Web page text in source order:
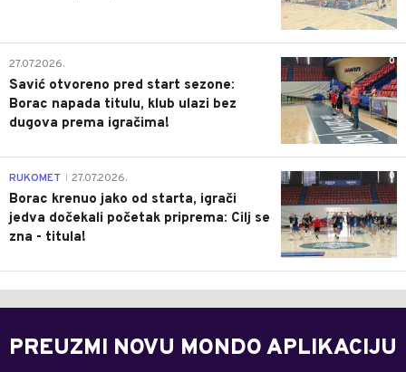
0
27.07.2026.
Savić otvoreno pred start sezone:
Borac napada titulu, klub ulazi bez
dugova prema igračima!
0
RUKOMET 27.07.2026.
Borac krenuo jako od starta, igrači
jedva dočekali početak priprema: Cilj se
zna - titula!
PREUZMI NOVU MONDO APLIKACIJU